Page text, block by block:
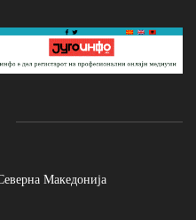
Македонија